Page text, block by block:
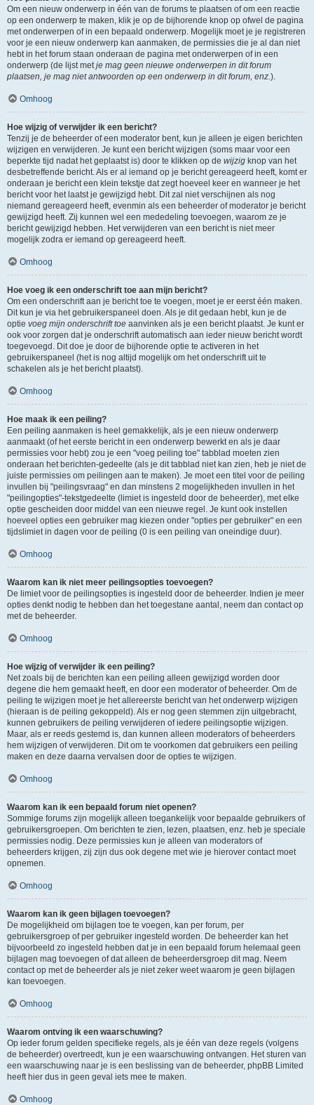
Om een nieuw onderwerp in één van de forums te plaatsen of om een reactie
op een onderwerp te maken, klik je op de bijhorende knop op ofwel de pagina
met onderwerpen of in een bepaald onderwerp. Mogelijk moet je je registreren
voor je een nieuw onderwerp kan aanmaken, de permissies die je al dan niet
hebt in het forum staan onderaan de pagina met onderwerpen of in een
onderwerp (de lijst metje mag geen nieuwe onderwerpen in dit forum
plaatsen, je mag niet antwoorden op een onderwerp in dit forum, enz.).
Omhoog
Hoe wijzig of verwijder ik een bericht?
Tenzij je de beheerder of een moderator bent, kun je alleen je eigen berichten
wijzigen en verwijderen. Je kunt een bericht wijzigen (soms maar voor een
beperkte tijd nadat het geplaatst is) door te klikken op de wijzig knop van het
desbetreffende bericht. Als er al iemand op je bericht gereageerd heeft, komt er
onderaan je bericht een klein tekstje dat zegt hoeveel keer en wanneer je het
bericht voor het laatst je gewijzigd hebt. Dit zal niet verschijnen als nog
niemand gereageerd heeft, evenmin als een beheerder of moderator je bericht
gewijzigd heeft. Zij kunnen wel een mededeling toevoegen, waarom ze je
bericht gewijzigd hebben. Het verwijderen van een bericht is niet meer
mogelijk zodra er iemand op gereageerd heeft.
Omhoog
Hoe voeg ik een onderschrift toe aan mijn bericht?
Om een onderschrift aan je bericht toe te voegen, moet je er eerst één maken.
Dit kun je via het gebruikerspaneel doen. Als je dit gedaan hebt, kun je de
optie voeg mijn onderschrift toe aanvinken als je een bericht plaatst. Je kunt er
ook voor zorgen dat je onderschrift automatisch aan ieder nieuw bericht wordt
toegevoegd. Dit doe je door de bijhorende optie te activeren in het
gebruikerspaneel (het is nog altijd mogelijk om het onderschrift uit te
schakelen als je het bericht plaatst).
Omhoog
Hoe maak ik een peiling?
Een peiling aanmaken is heel gemakkelijk, als je een nieuw onderwerp
aanmaakt (of het eerste bericht in een onderwerp bewerkt en als je daar
permissies voor hebt) zou je een "voeg peiling toe" tabblad moeten zien
onderaan het berichten-gedeelte (als je dit tabblad niet kan zien, heb je niet de
juiste permissies om peilingen aan te maken). Je moet een titel voor de peiling
invullen bij "peilingsvraag" en dan minstens 2 mogelijkheden invullen in het
"peilingopties"-tekstgedeelte (limiet is ingesteld door de beheerder), met elke
optie gescheiden door middel van een nieuwe regel. Je kunt ook instellen
hoeveel opties een gebruiker mag kiezen onder "opties per gebruiker" en een
tijdslimiet in dagen voor de peiling (0 is een peiling van oneindige duur).
Omhoog
Waarom kan ik niet meer peilingsopties toevoegen?
De limiet voor de peilingsopties is ingesteld door de beheerder. Indien je meer
opties denkt nodig te hebben dan het toegestane aantal, neem dan contact op
met de beheerder.
Omhoog
Hoe wijzig of verwijder ik een peiling?
Net zoals bij de berichten kan een peiling alleen gewijzigd worden door
degene die hem gemaakt heeft, en door een moderator of beheerder. Om de
peiling te wijzigen moet je het allereerste bericht van het onderwerp wijzigen
(hieraan is de peiling gekoppeld). Als er nog geen stemmen zijn uitgebracht,
kunnen gebruikers de peiling verwijderen of iedere peilingsoptie wijzigen.
Maar, als er reeds gestemd is, dan kunnen alleen moderators of beheerders
hem wijzigen of verwijderen. Dit om te voorkomen dat gebruikers een peiling
maken en deze daarna vervalsen door de opties te wijzigen.
Omhoog
Waarom kan ik een bepaald forum niet openen?
Sommige forums zijn mogelijk alleen toegankelijk voor bepaalde gebruikers of
gebruikersgroepen. Om berichten te zien, lezen, plaatsen, enz. heb je speciale
permissies nodig. Deze permissies kun je alleen van moderators of
beheerders krijgen, zij zijn dus ook degene met wie je hierover contact moet
opnemen.
Omhoog
Waarom kan ik geen bijlagen toevoegen?
De mogelijkheid om bijlagen toe te voegen, kan per forum, per
gebruikersgroep of per gebruiker ingesteld worden. De beheerder kan het
bijvoorbeeld zo ingesteld hebben dat je in een bepaald forum helemaal geen
bijlagen mag toevoegen of dat alleen de beheerdersgroep dit mag. Neem
contact op met de beheerder als je niet zeker weet waarom je geen bijlagen
kan toevoegen.
Omhoog
Waarom ontving ik een waarschuwing?
Op ieder forum gelden specifieke regels, als je één van deze regels (volgens
de beheerder) overtreedt, kun je een waarschuwing ontvangen. Het sturen van
een waarschuwing naar je is een beslissing van de beheerder, phpBB Limited
heeft hier dus in geen geval iets mee te maken.
Omhoog